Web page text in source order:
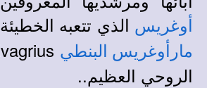
أوغريس الذي تتعبه
مارأوغريس البنطي
الروحي العظيم..